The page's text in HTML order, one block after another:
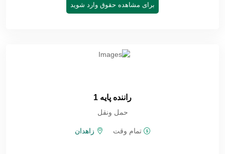
برای مشاهده حقوق وارد شوید
راننده پایه 1
حمل ونقل
تمام وقت زاهدان